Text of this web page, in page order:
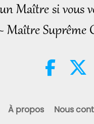
Maître si vous
Maître Suprême
À propos Nous